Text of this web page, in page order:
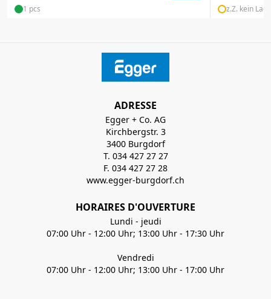
1 pcs z.Z. kein
ADRESSE
Egger + Co. AG
Kirchbergstr. 3
3400 Burgdorf
T. 034 427 27 27
F. 034 427 27 28
www.egger-burgdorf.ch
HORAIRES D'OUVERTURE
Lundi - jeudi
07:00 Uhr - 12:00 Uhr; 13:00 Uhr - 17:30 Uhr
Vendredi
07:00 Uhr - 12:00 Uhr; 13:00 Uhr - 17:00 Uhr